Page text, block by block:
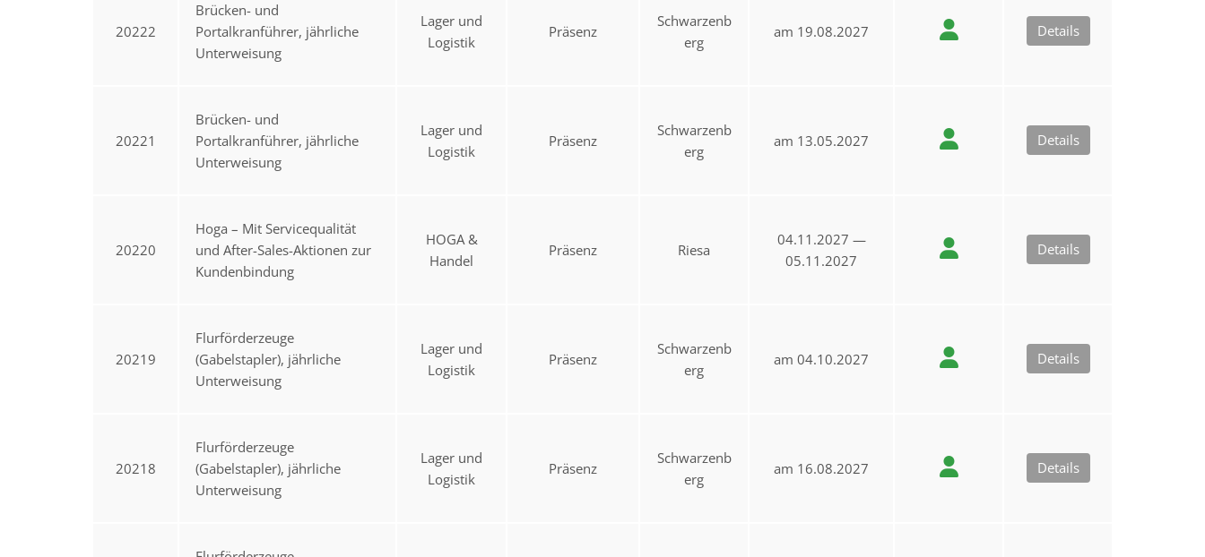
20222
Brücken- und
Portalkranführer, jährliche
Unterweisung
Lager und
Logistik
Präsenz
Schwarzenb
erg
am 19.08.2027 Details
20221
Brücken- und
Portalkranführer, jährliche
Unterweisung
Lager und
Logistik
Präsenz
Schwarzenb
erg
am 13.05.2027 Details
20220
Hoga – Mit Servicequalität
und After-Sales-Aktionen zur
Kundenbindung
HOGA &
Handel
Präsenz Riesa
04.11.2027 —
05.11.2027
Details
20219
Flurförderzeuge
(Gabelstapler), jährliche
Unterweisung
Lager und
Logistik
Präsenz
Schwarzenb
erg
am 04.10.2027 Details
20218
Flurförderzeuge
(Gabelstapler), jährliche
Unterweisung
Lager und
Logistik
Präsenz
Schwarzenb
erg
am 16.08.2027 Details